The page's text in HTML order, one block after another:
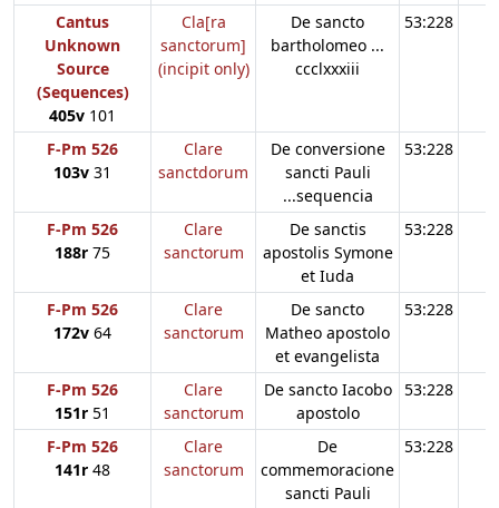
Cantus
Unknown
Source
(Sequences)
405v 101
Cla[ra
sanctorum]
(incipit only)
De sancto
bartholomeo ...
ccclxxxiii
53:228
F-Pm 526
103v 31
Clare
sanctdorum
De conversione
sancti Pauli
...sequencia
53:228
F-Pm 526
188r 75
Clare
sanctorum
De sanctis
apostolis Symone
et Iuda
53:228
F-Pm 526
172v 64
Clare
sanctorum
De sancto
Matheo apostolo
et evangelista
53:228
F-Pm 526
151r 51
Clare
sanctorum
De sancto Iacobo
apostolo
53:228
F-Pm 526
141r 48
Clare
sanctorum
De
commemoracione
sancti Pauli
53:228